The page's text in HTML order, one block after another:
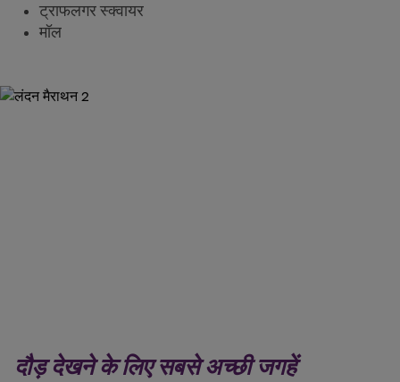
ट्राफलगर स्क्वायर
मॉल
दौड़ देखने के लिए सबसे अच्छी जगहें